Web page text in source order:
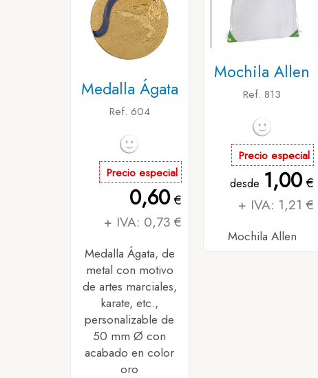
Medalla Ágata
Ref. 604
Precio especial
0,60€
+ IVA: 0,73 €
Medalla Ágata, de
metal con motivo
de artes marciales,
karate, etc.,
personalizable de
50 mm Ø con
acabado en color
oro
Mochila Allen
Ref. 813
Precio especial
desde 1,00€
+ IVA: 1,21 €
Mochila Allen